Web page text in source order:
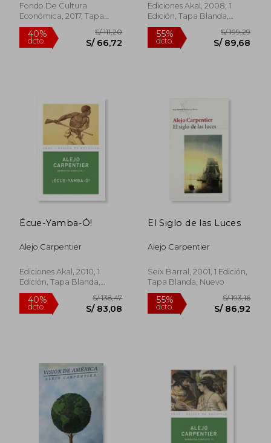
55% 55%
dcto.
Fondo De Cultura
Económica, 2017, Tapa
Blanda, Nuevo
40%
Ediciones Akal, 2008, 1
Edición, Tapa Blanda,
Nuevo
55%
Écue-Yamba-Ó!
Alejo Carpentier
Ediciones Akal, 2010, 1
Edición, Tapa Blanda,
Nuevo
El Siglo de las Luces
Alejo Carpentier
Seix Barral, 2001, 1 Edición,
Tapa Blanda, Nuevo